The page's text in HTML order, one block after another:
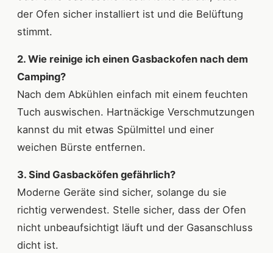
der Ofen sicher installiert ist und die Belüftung
stimmt.
2. Wie reinige ich einen Gasbackofen nach dem
Camping?
Nach dem Abkühlen einfach mit einem feuchten
Tuch auswischen. Hartnäckige Verschmutzungen
kannst du mit etwas Spülmittel und einer
weichen Bürste entfernen.
3. Sind Gasbacköfen gefährlich?
Moderne Geräte sind sicher, solange du sie
richtig verwendest. Stelle sicher, dass der Ofen
nicht unbeaufsichtigt läuft und der Gasanschluss
dicht ist.